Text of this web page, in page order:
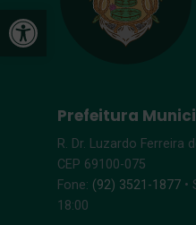
Open toolbar
Prefeitura
R. Dr. Luzardo Ferreira
CEP 69100-075
Fone: (92) 3521-1877 •
18:00